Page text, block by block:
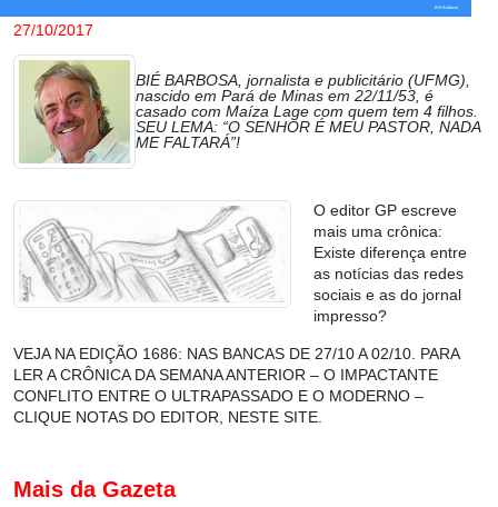
Bié Barbosa
27/10/2017
BIÉ BARBOSA, jornalista e publicitário (UFMG),
nascido em Pará de Minas em 22/11/53, é
casado com Maíza Lage com quem tem 4 filhos.
SEU LEMA: “O SENHOR É MEU PASTOR, NADA
ME FALTARÁ”!
O editor GP escreve
mais uma crônica:
Existe diferença entre
as notícias das redes
sociais e as do jornal
impresso?
VEJA NA EDIÇÃO 1686: NAS BANCAS DE 27/10 A 02/10. PARA
LER A CRÔNICA DA SEMANA ANTERIOR – O IMPACTANTE
CONFLITO ENTRE O ULTRAPASSADO E O MODERNO –
CLIQUE NOTAS DO EDITOR, NESTE SITE.
Mais da Gazeta